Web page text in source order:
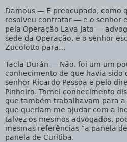
Damous — E preocupado, como
resolveu contratar — e o senhor
pela Operação Lava Jato —
sede da Operação, e o senhor
Zucolotto para…
Tacla Durán — Não, foi um um
conhecimento de que havia sido
senhor Ricardo Pessoa e pelo
Pinheiro. Tomei conhecimento
que também trabalhavam para a
que queriam me ajudar com a
talvez os mesmos advogados,
mesmas referências “a panela
panela de Curitiba.